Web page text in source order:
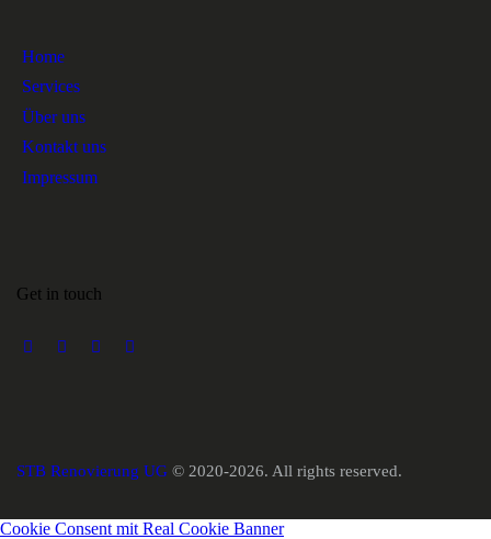
Home
Services
Über uns
Kontakt uns
Impressum
Get in touch
STB Renovierung UG © 2020-2026. All rights reserved.
Cookie Consent mit Real Cookie Banner